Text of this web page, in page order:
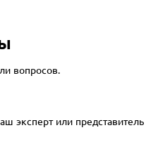
вопросов.
эксперт или представитель